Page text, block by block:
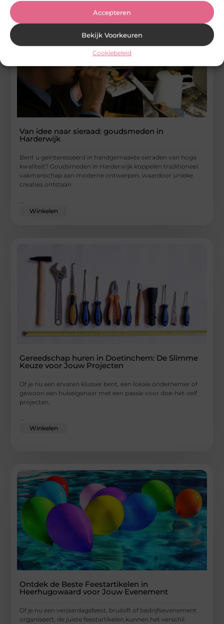
Accepteren
Bekijk Voorkeuren
Cookiebeleid
Van idee naar sieraad: goudsmeden in
Harderwijk
Bent u geïnteresseerd in handgemaakte sieraden van hoge
kwaliteit? Goudsmeden in Harderwijk koppelen traditioneel
vakmanschap aan moderne ontwerpen, waardoor unieke
creaties ontstaan
Winkelen
Gereedschap huren in Doetinchem: De Slimme
Keuze voor Jouw Projecten
Of je nu een ervaren klusser bent, een lokale ondernemer of
gewoon een huiseigenaar met een passie voor doe-het-zelf
projecten,
...
Winkelen
Ontdek de Beste Feestartikelen in
Heerhugowaard voor Jouw Evenement
Of je nu een verjaardagsfeest, bruiloft of bedrijfsevenement
organiseert, de juiste feestartikelen kunnen het verschil